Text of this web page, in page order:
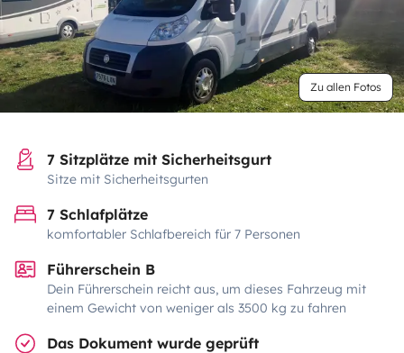
Zu allen Fotos
7 Sitzplätze mit Sicherheitsgurt
Sitze mit Sicherheitsgurten
7 Schlafplätze
komfortabler Schlafbereich für 7 Personen
Führerschein B
Dein Führerschein reicht aus, um dieses Fahrzeug mit
einem Gewicht von weniger als 3500 kg zu fahren
Das Dokument wurde geprüft